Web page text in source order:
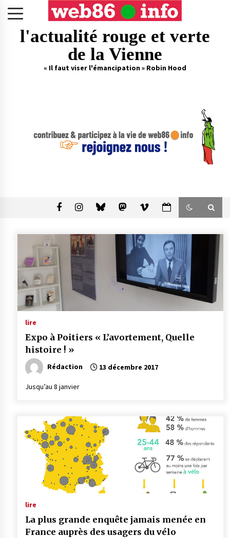
l'actualité rouge et verte
de la Vienne
« Il faut viser l'émancipation » Robin Hood
lire
Expo à Poitiers « L’avortement, Quelle
histoire ! »
Rédaction 13 décembre 2017
Jusqu’au 8 janvier
lire
La plus grande enquête jamais menée en
France auprès des usagers du vélo